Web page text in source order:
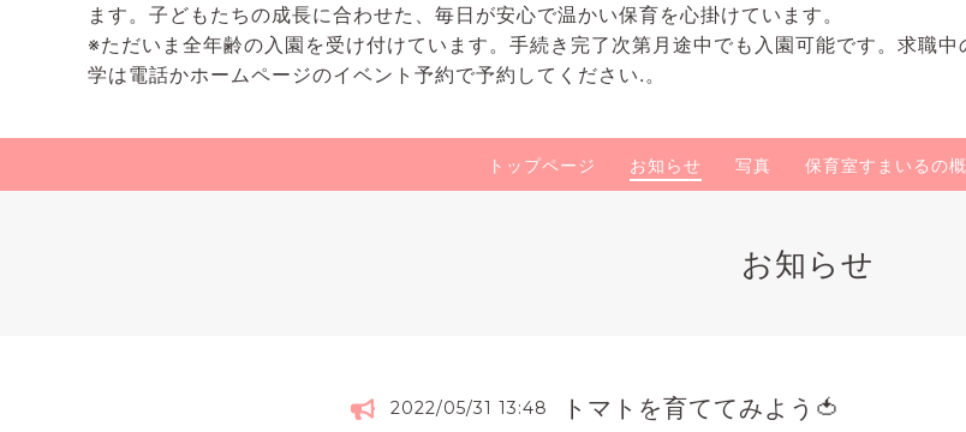
ます。子どもたちの成長に合わせた、毎日が安心で温かい保育を心掛けています。
※ただいま全年齢の入園を受け付けています。手続き完了次第月途中でも入園可能です。求職
学は電話かホームページのイベント予約で予約してください.。
トップページ お知らせ 写真 保育室すまいるの
お知らせ
2022/05/31 13:48 トマトを育ててみよう🍅